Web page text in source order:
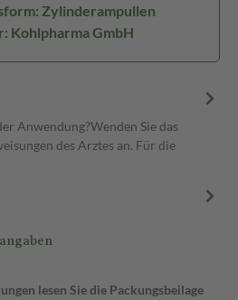
Zylinderampullen
Kohlpharma GmbH
Anwendung?Wenden Sie das
des Arztes an. Für die
lesen Sie die Packungsbeilage